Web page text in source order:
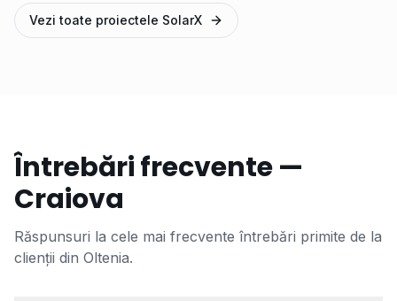
Vezi toate proiectele SolarX
Întrebări frecvente —
Craiova
Răspunsuri la cele mai frecvente întrebări primite de la
clienții din Oltenia.